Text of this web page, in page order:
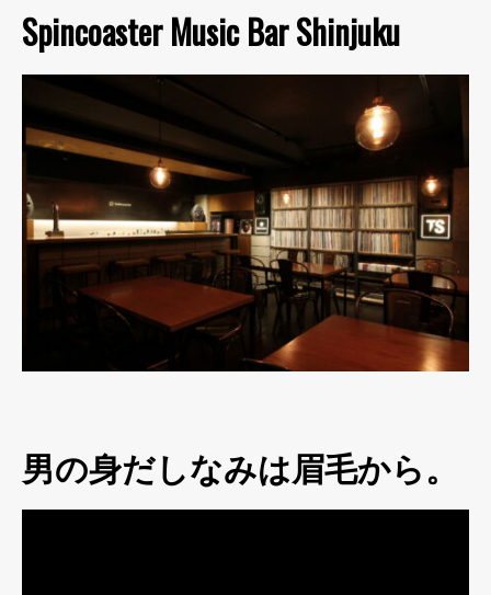
Spincoaster Music Bar Shinjuku
男の身だしなみは眉毛から。